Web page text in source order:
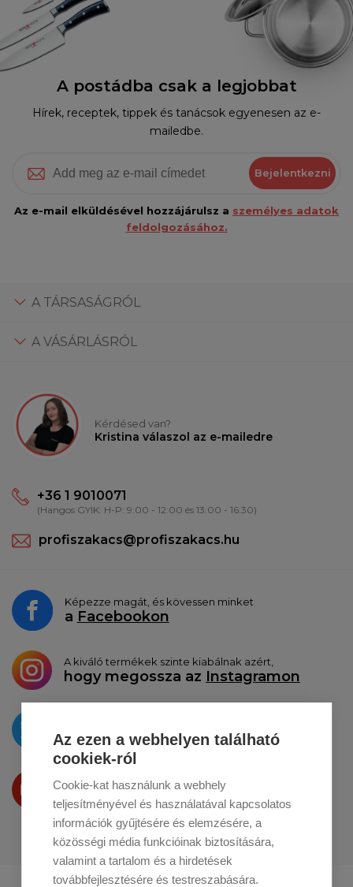
A postádba csak a legjobbat
Hírek, receptek, tippek és tanácsok egyenesen az e-
mailedbe.
Bejelentkezni
Az e-mail elküldésével hozzájárulsz a személyes adatok
feldolgozásához.
A TÁRSASÁGRÓL
A VÁSÁRLÁSRÓL
Kérdésed van?
Kristina válaszol az e-mailedre
+36 1 9010071
(Hangos GYIK: H-P: 9:00 - 12:00 és 13:00 - 16:30)
profiszakacs@profiszakacs.hu
Képezze magát, és kövessen minket
a Facebookon
A kiváló termékek szinte kiabálnak azért,
hogy megossza az Instagramon
a Twitterentesszük közzé
Termékeinket
a Youtube-on is bemutatjuk
Az ezen a webhelyen található
cookiek-ról
Cookie-kat használunk a webhely
teljesítményével és használatával kapcsolatos
információk gyűjtésére és elemzésére, a
közösségi média funkcióinak biztosítására,
valamint a tartalom és a hirdetések
továbbfejlesztésére és testreszabására.